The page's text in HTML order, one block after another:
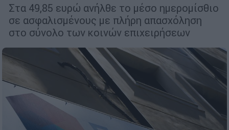
Στα 49,85 ευρώ ανήλθε το μέσο ημερομίσθιο
σε ασφαλισμένους με πλήρη απασχόληση
στο σύνολο των κοινών επιχειρήσεων